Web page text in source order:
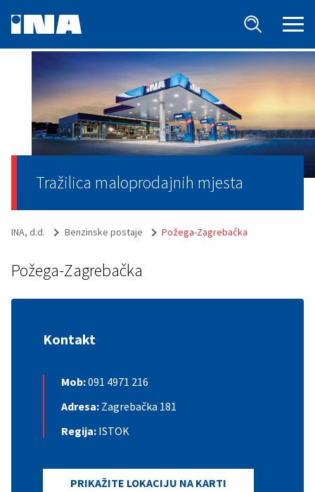
Tražilica maloprodajnih mjesta
INA, d.d. Benzinske postaje Požega-Zagrebačka
Požega-Zagrebačka
Kontakt
Mob:091 4971 216
Adresa: Zagrebačka 181
Regija: ISTOK
PRIKAŽITE LOKACIJU NA KARTI